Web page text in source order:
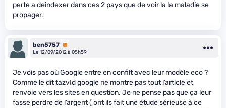
perte a deindexer dans ces 2 pays que de voir la la maladie se
propager.
ben5757 Premium
Le 12/09/2012 à 05h59
Je vois pas où Google entre en confilt avec leur modèle eco ?
Comme le dit tazvId google ne montre pas tout l’article et
renvoie vers les sites en question. Je ne pense pas que ça leur
fasse perdre de l’argent ( ont ils fait une étude sérieuse à ce